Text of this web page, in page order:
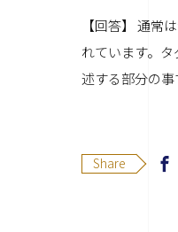
【回答】 通常
れています。
述する部分の
Share